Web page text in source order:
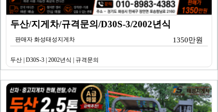
두산/지게차/규격문의/D30S-3/2002년식
판매자 화성태성지게차 1350만원
두산 | D30S-3 | 2002년식 | 규격문의